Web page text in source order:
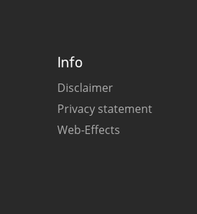
Info
Disclaimer
Privacy statement
Web-Effects